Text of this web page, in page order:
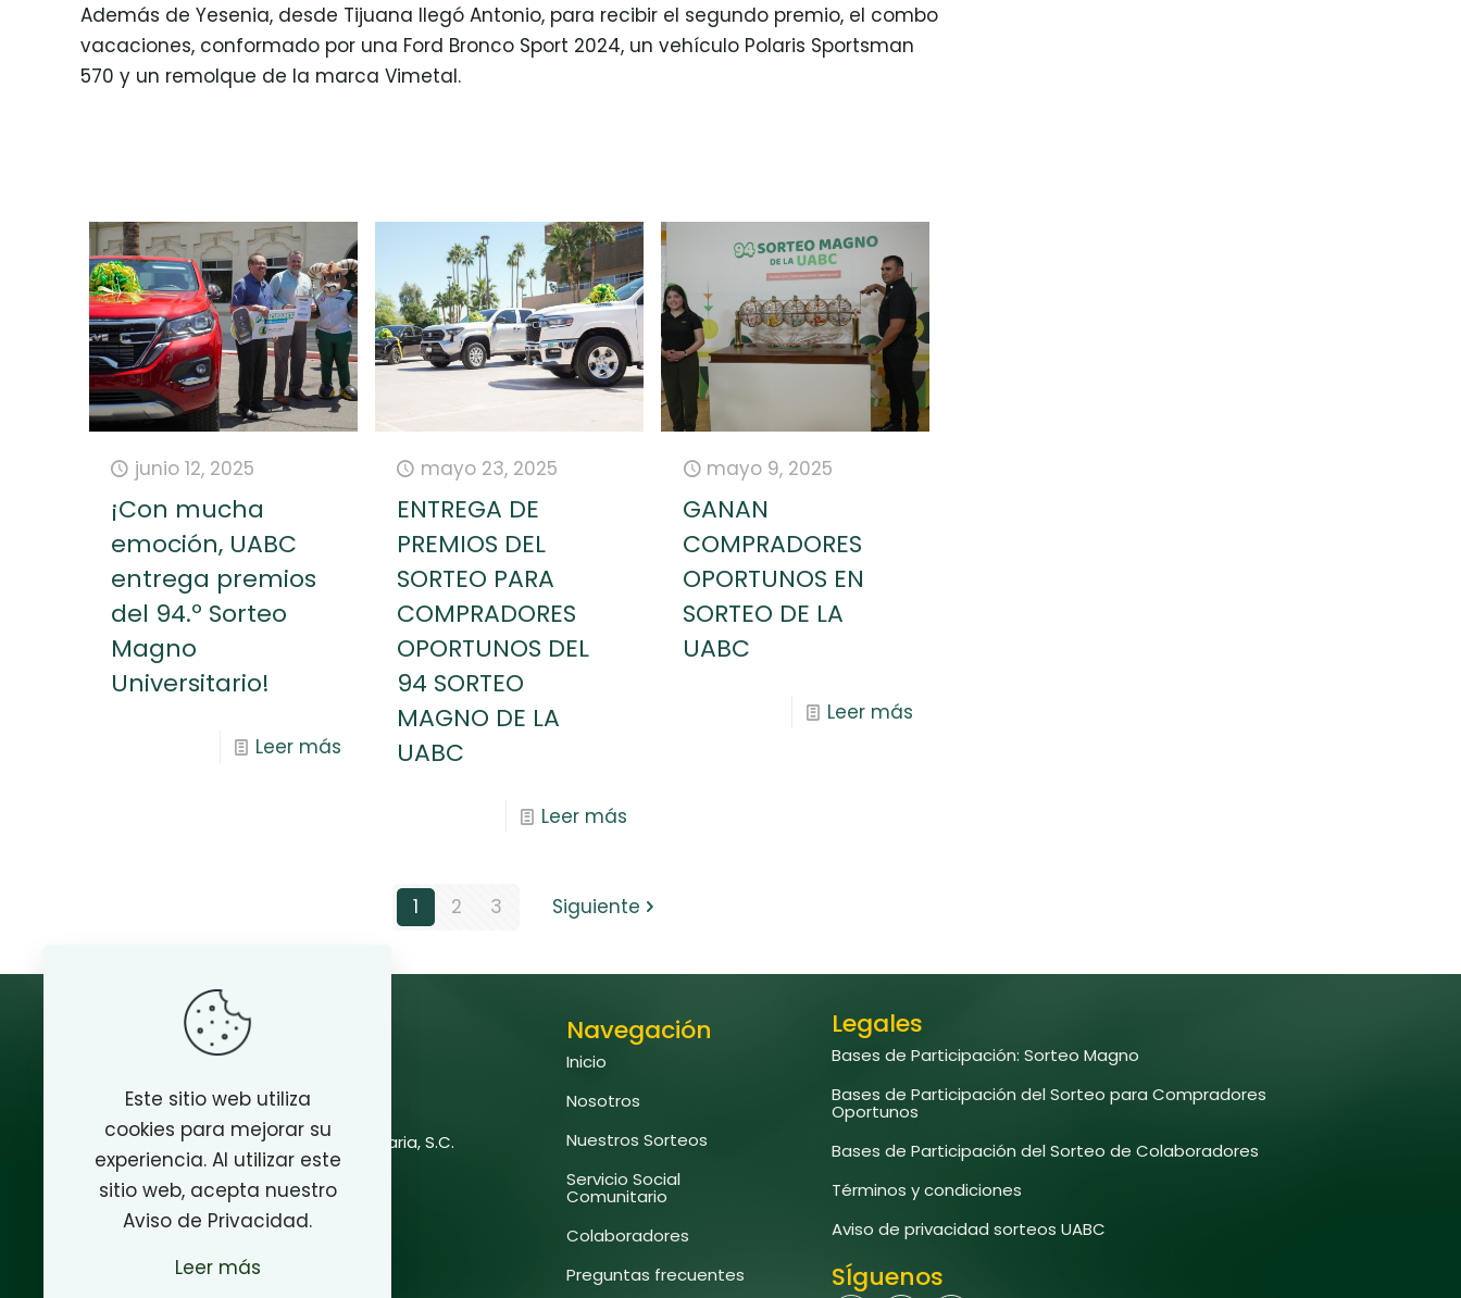
Además de Yesenia, desde Tijuana llegó Antonio, para recibir el segundo premio, el combo
vacaciones, conformado por una Ford Bronco Sport 2024, un vehículo Polaris Sportsman
570 y un remolque de la marca Vimetal.
junio 12, 2025
¡Con mucha
emoción, UABC
entrega premios
del 94.º Sorteo
Magno
Universitario!
Leer más
mayo 23, 2025
ENTREGA DE
PREMIOS DEL
SORTEO PARA
COMPRADORES
OPORTUNOS DEL
94 SORTEO
MAGNO DE LA
UABC
Leer más
mayo 9, 2025
GANAN
COMPRADORES
OPORTUNOS EN
SORTEO DE LA
UABC
Leer más
1 2 3 Siguiente
Desarrollo y Vinculación Universitaria, S.C.
Contacto
contactosorteos@uabc.edu.mx
Navegación
Inicio
Nosotros
Nuestros Sorteos
Servicio Social
Comunitario
Colaboradores
Preguntas frecuentes
Legales
Bases de Participación: Sorteo Magno
Bases de Participación del Sorteo para Compradores
Oportunos
Bases de Participación del Sorteo de Colaboradores
Términos y condiciones
Aviso de privacidad sorteos UABC
SÍguenos
Este sitio web utiliza
cookies para mejorar su
experiencia. Al utilizar este
sitio web, acepta nuestro
Aviso de Privacidad.
Leer más